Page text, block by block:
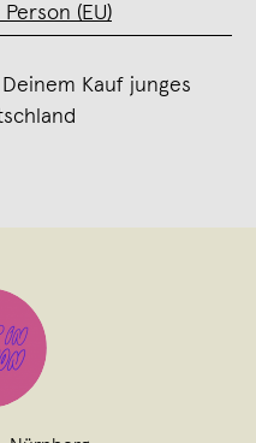
(EU)
Kauf junges